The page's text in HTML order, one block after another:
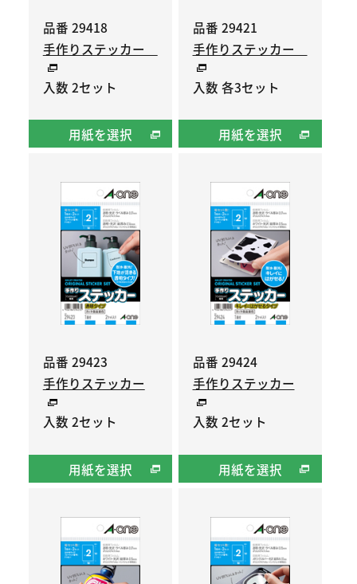
品番 29418
手作りステッカー
入数 2セット
用紙を選択
品番 29421
手作りステッカー
入数 各3セット
用紙を選択
品番 29423
手作りステッカー
入数 2セット
用紙を選択
品番 29424
手作りステッカー
入数 2セット
用紙を選択